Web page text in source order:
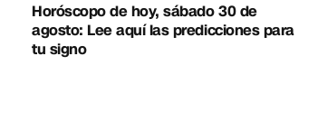
Horóscopo de hoy, sábado 30 de
agosto: Lee aquí las predicciones para
tu signo